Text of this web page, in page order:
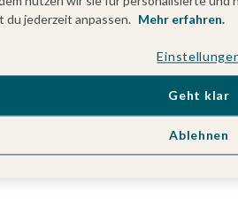
du jederzeit anpassen. Mehr erfahren.
Ablehnen
Geht klar